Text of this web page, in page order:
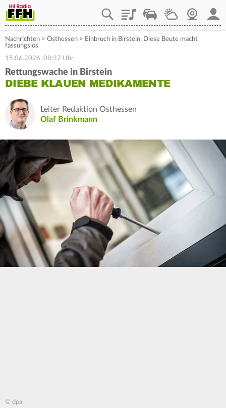
PlaylistStaupilotWetterWebcam
Nachrichten > Osthessen > Einbruch in Birstein: Diese Beute macht
fassungslos
15.06.2026, 08:37 Uhr
Rettungswache in Birstein
DIEBE KLAUEN MEDIKAMENTE
Leiter Redaktion Osthessen
Olaf Brinkmann
© dpa